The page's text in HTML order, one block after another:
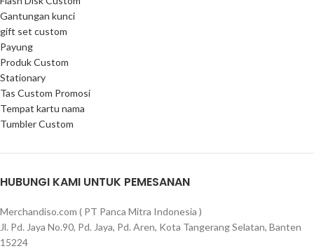
Gantungan kunci
gift set custom
Payung
Produk Custom
Stationary
Tas Custom Promosi
Tempat kartu nama
Tumbler Custom
HUBUNGI KAMI UNTUK PEMESANAN
Merchandiso.com ( PT Panca Mitra Indonesia )
Jl. Pd. Jaya No.90, Pd. Jaya, Pd. Aren, Kota Tangerang Selatan, Banten
15224